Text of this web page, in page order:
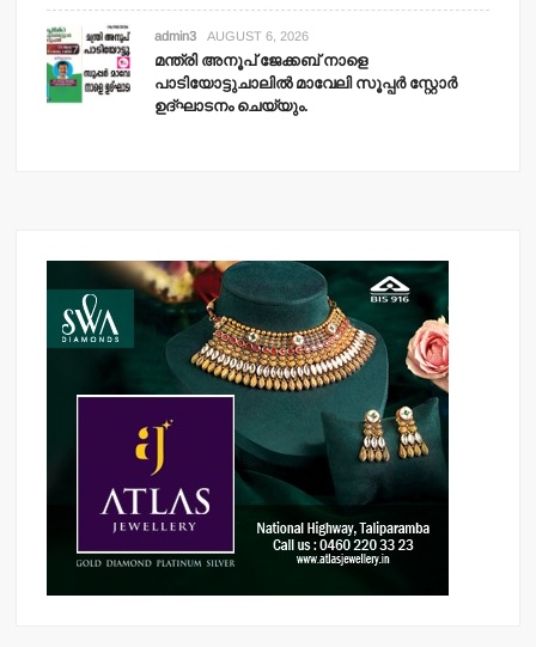
admin3 AUGUST 6, 2026
മന്ത്രി അനൂപ് ജേക്കബ് നാളെ
പാടിയോട്ടുചാലില്‍ മാവേലി സൂപ്പര്‍ സ്റ്റോര്‍
ഉദ്ഘാടനം ചെയ്യും.